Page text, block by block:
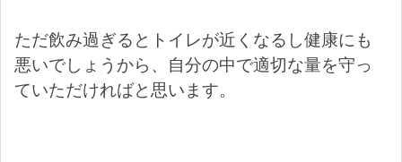
ただ飲み過ぎるとトイレが近くなるし健康にも
悪いでしょうから、自分の中で適切な量を守っ
ていただければと思います。